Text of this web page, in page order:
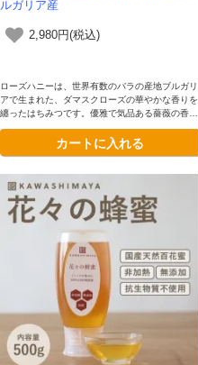
ルガリア産
2,980円(税込)
ローズハニーは、世界有数のバラの産地ブルガリ
アで生まれた、ダマスクローズの華やかな香りを
纏ったはちみつです。優雅で気品ある薔薇の香り
トはもちろん、特別な日の贈り物にもふさわし
い、香り高い一品です。
カートに入れる